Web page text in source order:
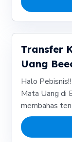
Transfer
Uang
Halo
Mata Uang di
membahas